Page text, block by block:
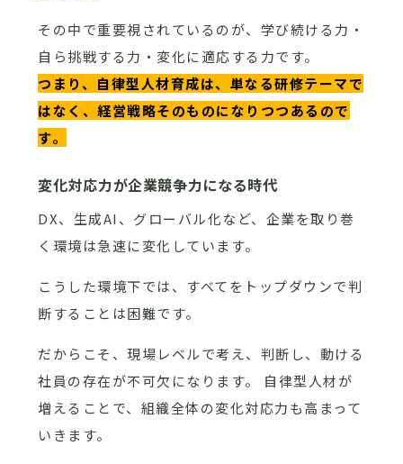
その中で重要視されているのが、学び続ける力・
自ら挑戦する力・変化に適応する力です。
つまり、自律型人材育成は、単なる研修テーマで
はなく、経営戦略そのものになりつつあるので
す。
変化対応力が企業競争力になる時代
DX、生成AI、グローバル化など、企業を取り巻
く環境は急速に変化しています。
こうした環境下では、すべてをトップダウンで判
断することは困難です。
だからこそ、現場レベルで考え、判断し、動ける
社員の存在が不可欠になります。 自律型人材が
増えることで、組織全体の変化対応力も高まって
いきます。